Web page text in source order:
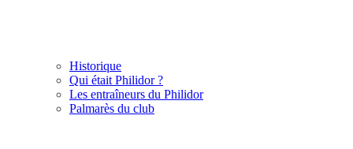
Historique
Qui était Philidor ?
Les entraîneurs du Philidor
Palmarès du club